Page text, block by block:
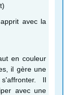
avec la
en couleur
il gère une
Il
avec une